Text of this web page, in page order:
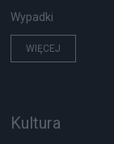
Wypadki
WIĘCEJ
Kultura